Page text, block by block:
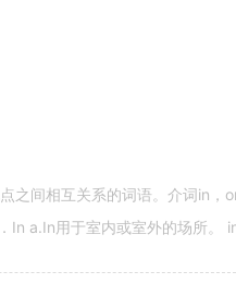
之间相互关系的词语。介词in
In a.In用于室内或室外的场所。